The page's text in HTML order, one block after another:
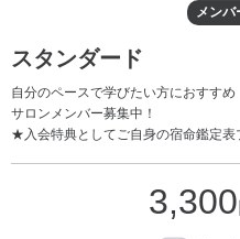
メンバ
スタンダード
自分のペースで学びたい方におすすめ
サロンメンバー募集中！
★入会特典としてご自身の宿命鑑定
3,300